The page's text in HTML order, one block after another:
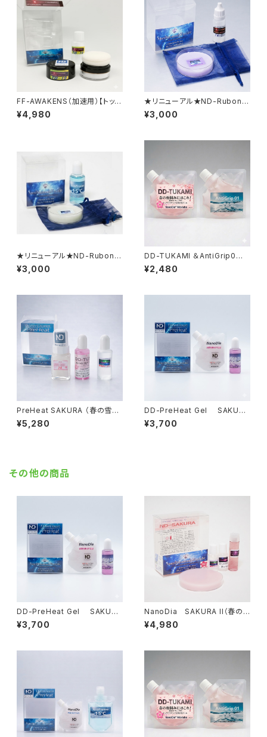
FF-AWAKENS（加速用）【トップ
パウダー】
¥4,980
★リニューアル★ND-RubonW
AX AllRound （全天候）【固
形生塗＋加速パウダー】
¥3,000
★リニューアル★ND-RubonW
AX ColdSnow （極寒・あられ
雪）【固形生塗+水系ﾘｷｯﾄﾞ】
¥3,000
DD-TUKAMI ＆AntiGrip0
（補充用）【水性ジェル】
¥2,480
PreHeat SAKURA （春の雪）
【液体化ホット+水性ジェル】
¥5,280
DD-PreHeat Gel SAKURA
（湿雪・古雪）パウチタイプ【ジェ
ルワックス+水性ﾘｷｯﾄﾞ】
¥3,700
その他の商品
DD-PreHeat Gel SAKURA
（湿雪・古雪）パウチタイプ【ジェ
ルワックス+水性ﾘｷｯﾄﾞ】
¥3,700
NanoDia SAKURA II（春の
雪）【ホットワックス+水性ジェ
ル】
¥4,980